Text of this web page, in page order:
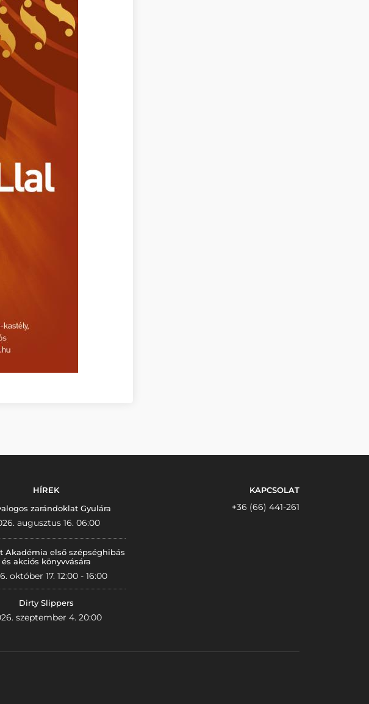
HÍREK
zarándoklat Gyulára
augusztus 16. 06:00
Akadémia első szépséghibás
és akciós könyvvására
október 17. 12:00 - 16:00
Dirty Slippers
szeptember 4. 20:00
KAPCSOLAT
+36 (66) 441-261